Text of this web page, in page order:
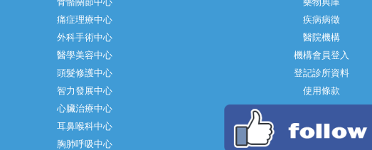
痛症理療中心
外科手術中心
醫學美容中心
頭髮修護中心
智力發展中心
心臟治療中心
耳鼻喉科中心
胸肺呼吸中心
疾病病徵
醫院機構
機構會員登入
登記診所資料
使用條款